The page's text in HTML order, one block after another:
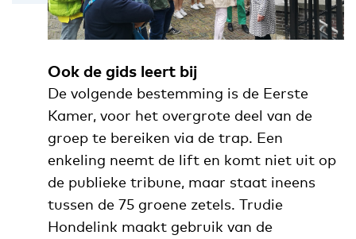
Ook de gids leert bij
De volgende bestemming is de Eerste
Kamer, voor het overgrote deel van de
groep te bereiken via de trap. Een
enkeling neemt de lift en komt niet uit op
de publieke tribune, maar staat ineens
tussen de 75 groene zetels. Trudie
Hondelink maakt gebruik van de